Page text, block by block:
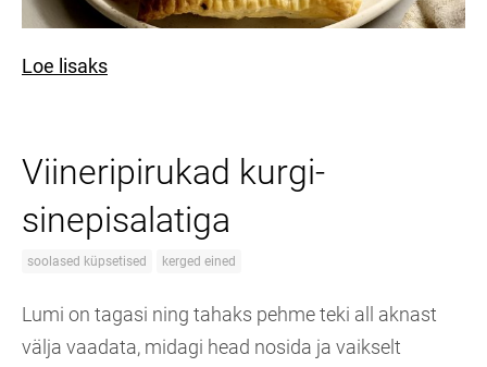
Loe lisaks
Viineripirukad kurgi-
sinepisalatiga
soolased küpsetised kerged eined
Lumi on tagasi ning tahaks pehme teki all aknast
välja vaadata, midagi head nosida ja vaikselt